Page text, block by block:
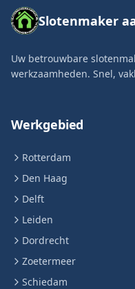
Slotenmaker
Uw betrouwbare
werkzaamheden. Snel,
Werkgebied
Rotterdam
Den Haag
Delft
Leiden
Dordrecht
Zoetermeer
Schiedam